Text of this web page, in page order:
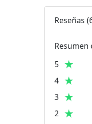
Reseñas (
Resumen
5
4
3
2